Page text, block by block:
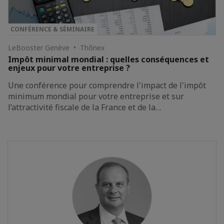
CONFÉRENCE & SÉMINAIRE
LeBooster Genève • Thônex
Impôt minimal mondial : quelles conséquences et
enjeux pour votre entreprise ?
Une conférence pour comprendre l'impact de l'impôt
minimum mondial pour votre entreprise et sur
l’attractivité fiscale de la France et de la…